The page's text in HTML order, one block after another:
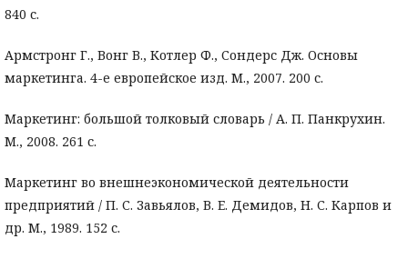
840 с.
Армстронг Г., Вонг В., Котлер Ф., Сондерс Дж. Основы
маркетинга. 4-е европейское изд. М., 2007. 200 с.
Маркетинг: большой толковый словарь / А. П. Панкрухин.
М., 2008. 261 с.
Маркетинг во внешнеэкономической деятельности
предприятий / П. С. Завьялов, В. Е. Демидов, Н. С. Карпов и
др. М., 1989. 152 с.